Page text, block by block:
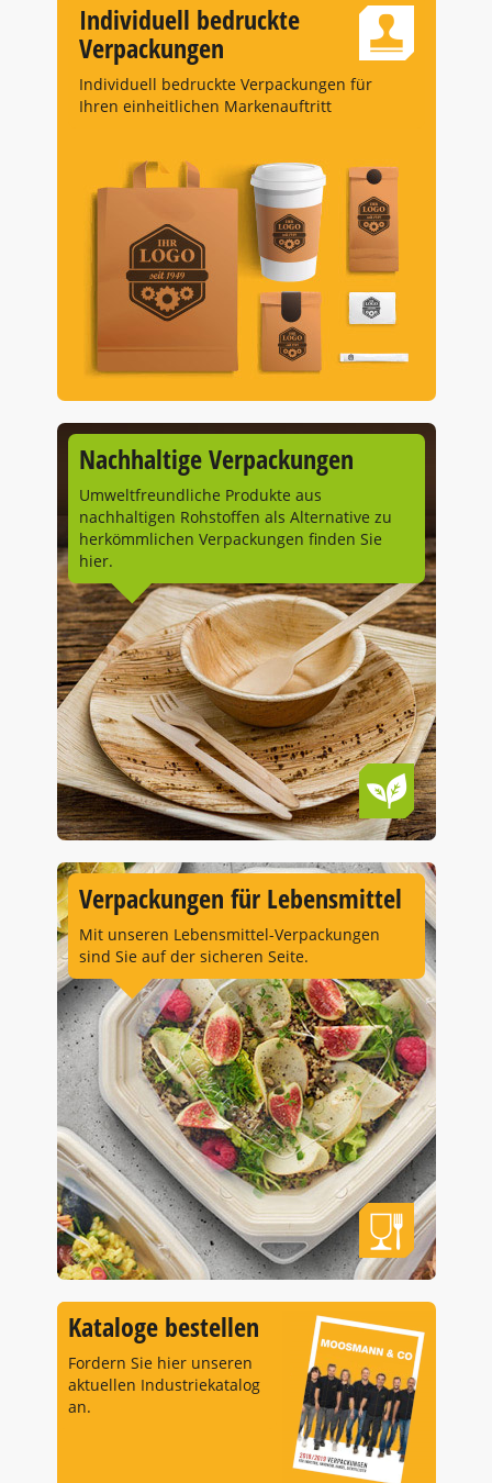
Individuell bedruckte
Verpackungen
Individuell bedruckte Verpackungen für
Ihren einheitlichen Markenauftritt
Nachhaltige Verpackungen
Umweltfreundliche Produkte aus
nachhaltigen Rohstoffen als Alternative zu
herkömmlichen Verpackungen finden Sie
hier.
Verpackungen für Lebensmittel
Mit unseren Lebensmittel-Verpackungen
sind Sie auf der sicheren Seite.
Kataloge bestellen
Fordern Sie hier unseren
aktuellen Industriekatalog
an.